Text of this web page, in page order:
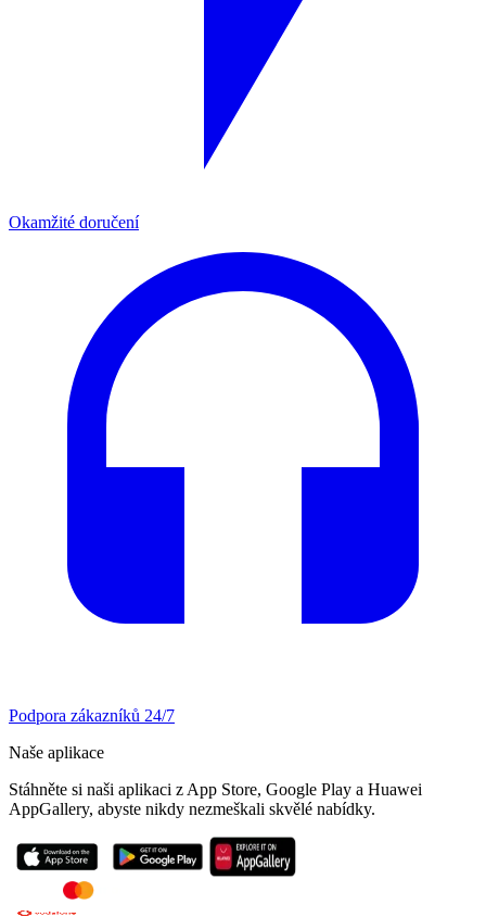
Okamžité doručení
Podpora zákazníků 24/7
Naše aplikace
Stáhněte si naši aplikaci z App Store, Google Play a Huawei
AppGallery, abyste nikdy nezmeškali skvělé nabídky.